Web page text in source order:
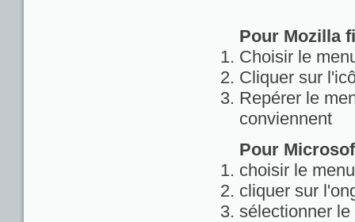
Pour Mozilla
Choisir le
Cliquer sur
Repérer le
conviennent
Pour
choisir le
cliquer sur
sélectionner